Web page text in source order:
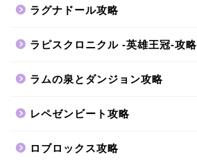
ラグナドール攻略
ラピスクロニクル -英雄王冠-攻略
ラムの泉とダンジョン攻略
レペゼンビート攻略
ロブロックス攻略